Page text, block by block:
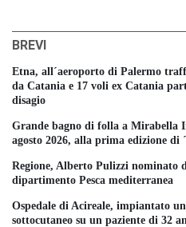
BREVI
Etna, all´aeroporto di Palermo
da Catania e 17 voli ex Catania
disagio
Grande bagno di folla a Mirabella
agosto 2026, alla prima edizione di
Regione, Alberto Pulizzi nominato
dipartimento Pesca mediterranea
Ospedale di Acireale, impiantato
sottocutaneo su un paziente di 32